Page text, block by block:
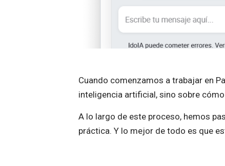
Cuando comenzamos a trabajar en
inteligencia artificial, sino sobre
A lo largo de este proceso, hemos
práctica. Y lo mejor de todo es que